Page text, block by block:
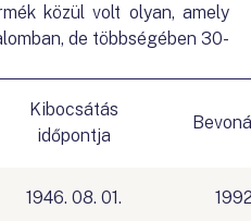
közül volt olyan, amely
de többségében 30-
Kibocsátás
időpontja
1946. 08. 01.